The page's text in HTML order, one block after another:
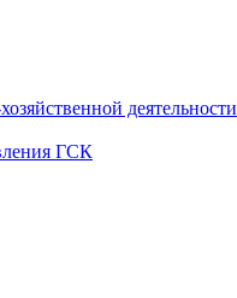
деятельности
ГСК